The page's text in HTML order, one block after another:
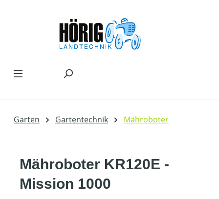
Garten Gartentechnik Mähroboter
Mähroboter KR120E -
Mission 1000